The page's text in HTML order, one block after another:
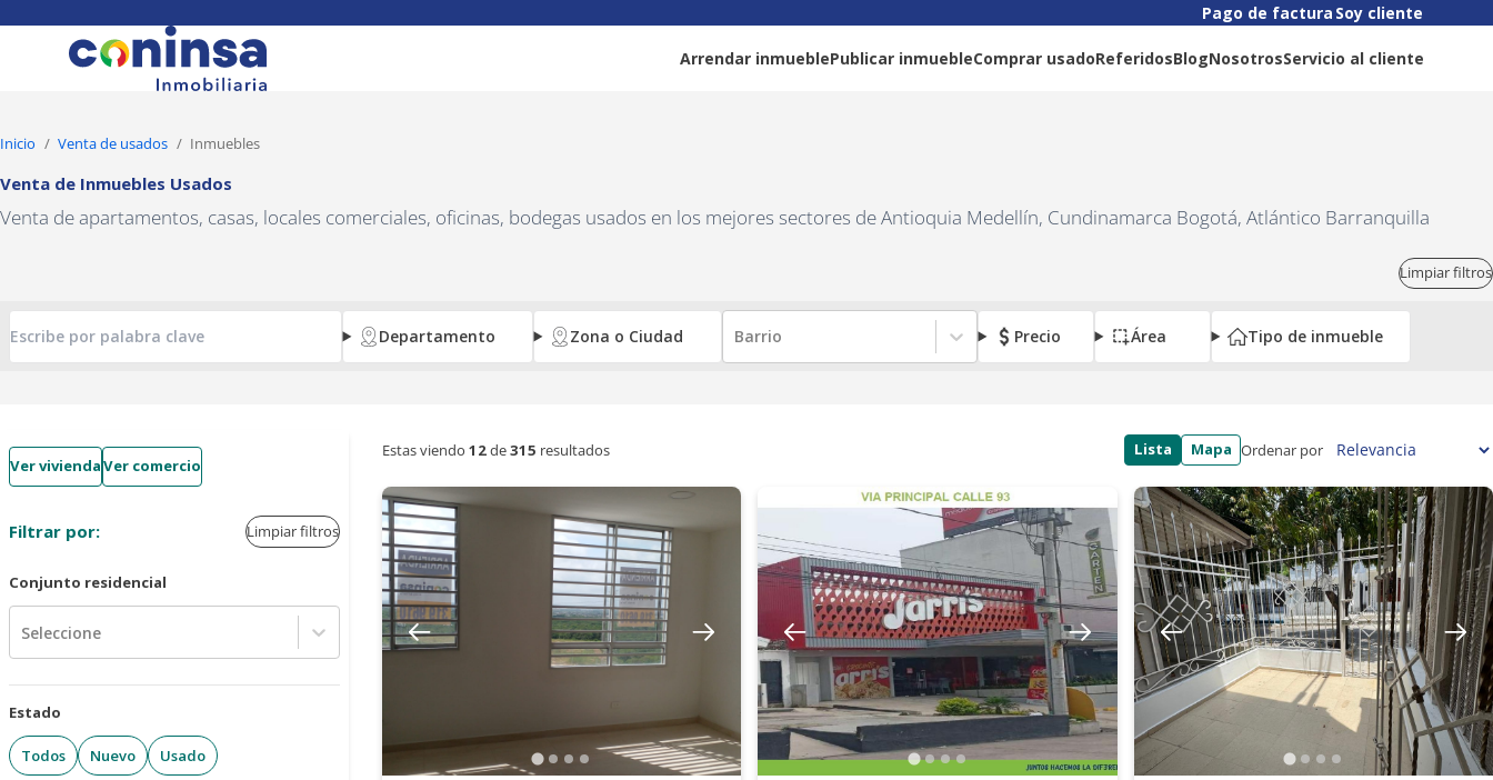
Pago de factura Soy cliente
Arrendar inmueblePublicar inmuebleComprar usadoReferidosBlogNosotrosServicio al cliente
Inicio Venta de usados Inmuebles
Venta de Inmuebles Usados
Venta de apartamentos, casas, locales comerciales, oficinas, bodegas usados en los mejores sectores de Antioquia Medellín, Cundinamarca Bogotá, Atlántico Barranquilla
Limpiar filtros
Departamento Zona o Ciudad Barrio Precio Área Tipo de inmueble
Ver viviendaVer comercio
Filtrar por: Limpiar filtros
Conjunto residencial
Seleccione
Estado
Todos Nuevo Usado
Estas viendo 12de315 resultados Lista Mapa Ordenar por